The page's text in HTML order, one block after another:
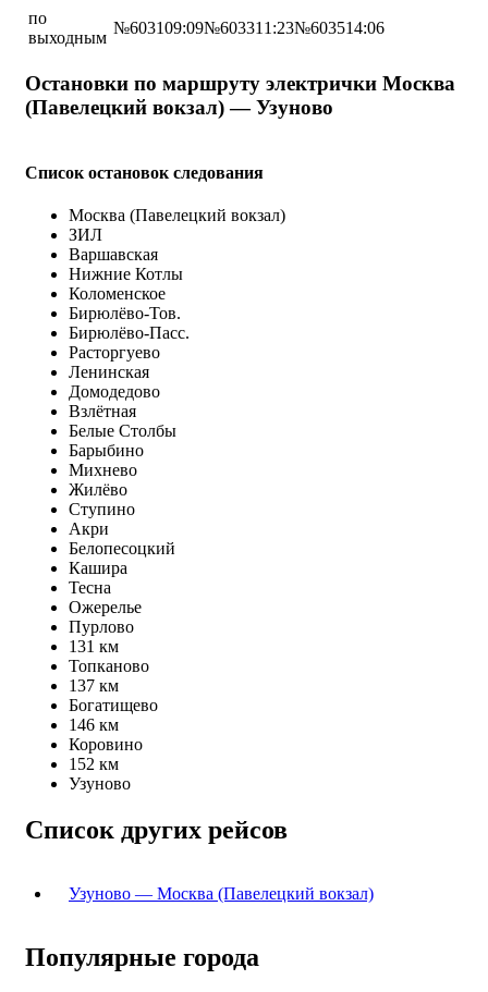
по
выходным
№603109:09№603311:23№603514:06
Остановки по маршруту электрички Москва
(Павелецкий вокзал) — Узуново
Список остановок следования
Москва (Павелецкий вокзал)
ЗИЛ
Варшавская
Нижние Котлы
Коломенское
Бирюлёво-Тов.
Бирюлёво-Пасс.
Расторгуево
Ленинская
Домодедово
Взлётная
Белые Столбы
Барыбино
Михнево
Жилёво
Ступино
Акри
Белопесоцкий
Кашира
Тесна
Ожерелье
Пурлово
131 км
Топканово
137 км
Богатищево
146 км
Коровино
152 км
Узуново
Список других рейсов
Узуново — Москва (Павелецкий вокзал)
Популярные города